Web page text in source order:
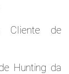
Cliente de
Hunting da